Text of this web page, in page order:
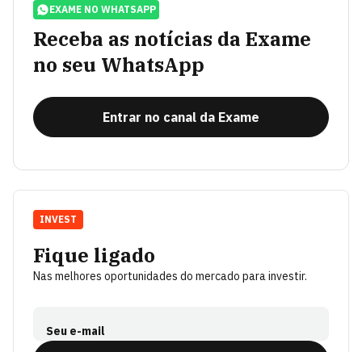
EXAME NO WHATSAPP
Receba as notícias da Exame
no seu WhatsApp
Entrar no canal da Exame
Fique ligado
Nas melhores oportunidades do mercado para investir.
Seu e-mail
INVEST